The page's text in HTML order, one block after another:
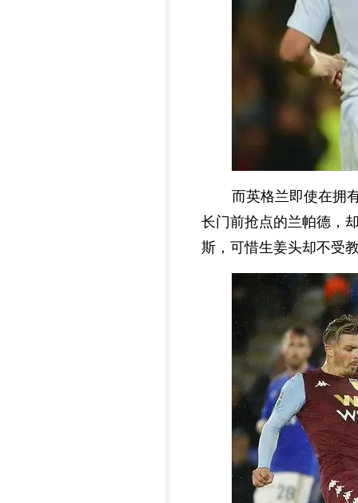
而英格兰即使在拥
长门前抢点的兰帕德，
斯，可惜生姜头却不受